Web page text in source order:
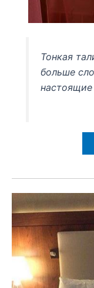
Тонкая
больше